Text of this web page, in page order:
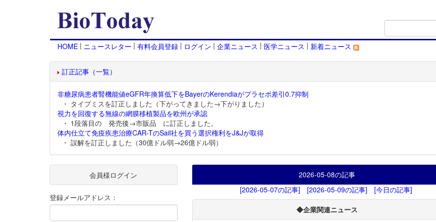
HOME | ニュースレター | 有料会員登録 | ログイン | 企業ニュース | 医学ニュース | 新着ニュース
訂正記事（一覧）
非糖尿病患者腎機能値eGFR年換算低下をBayerのKerendiaがプラセボ差引0.7抑制
・ タイプミスを訂正しました（下がってきました→下がりました）
視力を回復する無線の網膜移植製品を欧州が承認
・ 1段落目の 発売後→市販品 に訂正しました。
体内仕立て免疫疾患治療CAR-TのSail社を買う選択権利をJ&Jが取得
・ 誤解を訂正しました（30億ドル弱→26億ドル弱）
2026-05-08の記事
[2026-05-07の記事]
[2026-05-09の記事] [今日の記事]
◆企業関連ニュース
会員様ログイン
登録メールアドレス：